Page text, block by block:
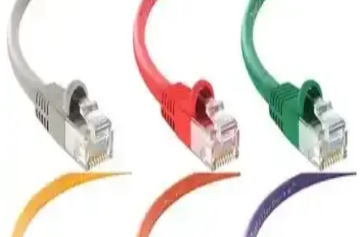
Yassı ve esnek yapısıyla yüksek hızda veri transferi sağlayan CAT7
FTP Ethernet kablosu, dayanıklılığı ve çeşitli renk seçenekleriyle ev
ve ofis ağlarınızı güçlendirir.
IRENIS CAT6 Yassı Ethernet Kablosu: Gigabit
Hızlı, Esnek ve Şık Ağ Çözümleri
İrenis CAT6 Yassı Ethernet Kablosu, UTP yapısı ile Gigabit
(1000BASE-T) hızında güvenilir iletişim sağlar ve 250 MHz bant
genişliği sunar. Altın kaplama uçlar (50 µm), PVC dış kaplama ve
yassı tasarım ile 25 cm–15 m aralığında uzunluklar sunar;
topraklama yok.
IRENIS CAT6 Yassı ve Vetech Cat7 Ethernet
Kablosu Karşılaştırması